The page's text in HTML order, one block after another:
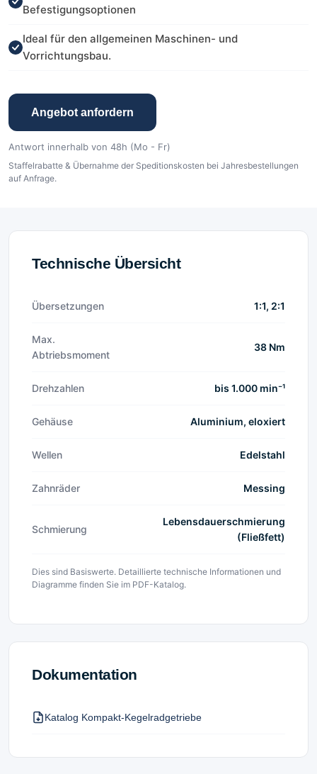
Befestigungsoptionen
Ideal für den allgemeinen Maschinen- und
Vorrichtungsbau.
Angebot anfordern
Antwort innerhalb von 48h (Mo - Fr)
Staffelrabatte & Übernahme der Speditionskosten bei Jahresbestellungen
auf Anfrage.
Technische Übersicht
Übersetzungen 1:1, 2:1
Max.
Abtriebsmoment
38 Nm
Drehzahlen bis 1.000 min⁻¹
Gehäuse Aluminium, eloxiert
Wellen Edelstahl
Zahnräder Messing
Schmierung
Lebensdauerschmierung
(Fließfett)
Dies sind Basiswerte. Detaillierte technische Informationen und
Diagramme finden Sie im PDF-Katalog.
Dokumentation
Katalog Kompakt-Kegelradgetriebe